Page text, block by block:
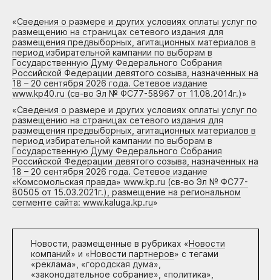
«Сведения о размере и других условиях оплаты услуг по
размещению на страницах сетевого издания для
размещения предвыборных, агитационных материалов в
период избирательной кампании по выборам в
Государственную Думу Федерального Собрания
Российской Федерации девятого созыва, назначенных на
18 – 20 сентября 2026 года. Сетевое издание
www.kp40.ru (св-во Эл № ФС77-58967 от 11.08.2014г.)»
«Сведения о размере и других условиях оплаты услуг по
размещению на страницах сетевого издания для
размещения предвыборных, агитационных материалов в
период избирательной кампании по выборам в
Государственную Думу Федерального Собрания
Российской Федерации девятого созыва, назначенных на
18 – 20 сентября 2026 года. Сетевое издание
«Комсомольская правда» www.kp.ru (св-во Эл № ФС77-
80505 от 15.03.2021г.), размещение на региональном
сегменте сайта: www.kaluga.kp.ru»
Новости, размещенные в рубриках «Новости
компаний» и «Новости партнеров» с тегами
«реклама», «городская дума»,
«законодательное собрание», «политика»,